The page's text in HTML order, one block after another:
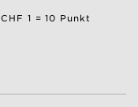
CHF 1 = 10 Punkt